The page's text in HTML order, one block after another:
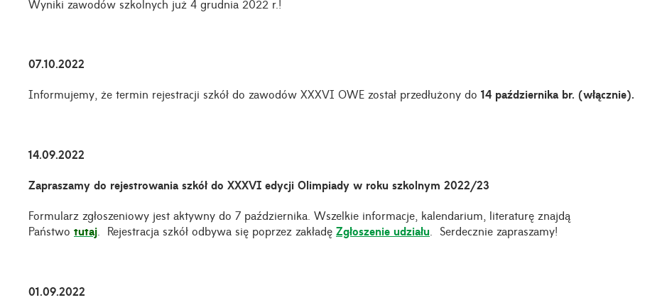
Wyniki zawodów szkolnych już 4 grudnia 2022 r.!
07.10.2022
Informujemy, że termin rejestracji szkół do zawodów XXXVI OWE został przedłużony do 14 października br. (włącznie).
14.09.2022
Zapraszamy do rejestrowania szkół do XXXVI edycji Olimpiady w roku szkolnym 2022/23
Formularz zgłoszeniowy jest aktywny do 7 października. Wszelkie informacje, kalendarium, literaturę znajdą
Państwo tutaj . Rejestracja szkół odbywa się poprzez zakładę Zgłoszenie udziału . Serdecznie zapraszamy!
01.09.2022